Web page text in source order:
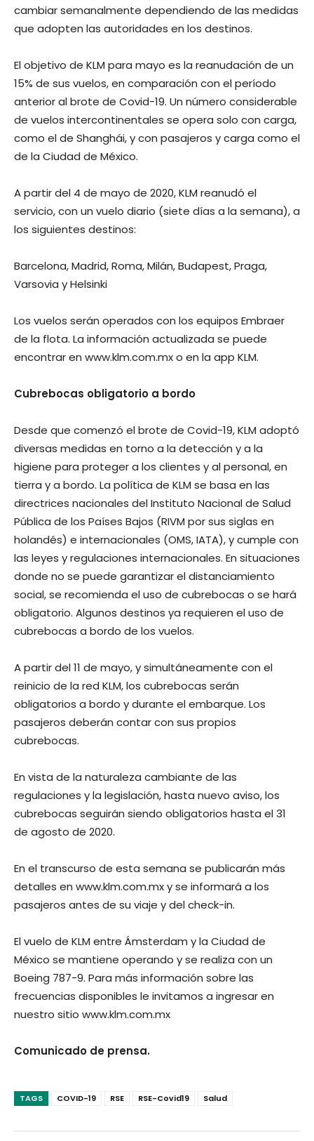
cambiar semanalmente dependiendo de las medidas
que adopten las autoridades en los destinos.
El objetivo de KLM para mayo es la reanudación de un
15% de sus vuelos, en comparación con el período
anterior al brote de Covid-19. Un número considerable
de vuelos intercontinentales se opera solo con carga,
como el de Shanghái, y con pasajeros y carga como el
de la Ciudad de México.
A partir del 4 de mayo de 2020, KLM reanudó el
servicio, con un vuelo diario (siete días a la semana), a
los siguientes destinos:
Barcelona, Madrid, Roma, Milán, Budapest, Praga,
Varsovia y Helsinki
Los vuelos serán operados con los equipos Embraer
de la flota. La información actualizada se puede
encontrar en www.klm.com.mx o en la app KLM.
Cubrebocas obligatorio a bordo
Desde que comenzó el brote de Covid-19, KLM adoptó
diversas medidas en torno a la detección y a la
higiene para proteger a los clientes y al personal, en
tierra y a bordo. La política de KLM se basa en las
directrices nacionales del Instituto Nacional de Salud
Pública de los Países Bajos (RIVM por sus siglas en
holandés) e internacionales (OMS, IATA), y cumple con
las leyes y regulaciones internacionales. En situaciones
donde no se puede garantizar el distanciamiento
social, se recomienda el uso de cubrebocas o se hará
obligatorio. Algunos destinos ya requieren el uso de
cubrebocas a bordo de los vuelos.
A partir del 11 de mayo, y simultáneamente con el
reinicio de la red KLM, los cubrebocas serán
obligatorios a bordo y durante el embarque. Los
pasajeros deberán contar con sus propios
cubrebocas.
En vista de la naturaleza cambiante de las
regulaciones y la legislación, hasta nuevo aviso, los
cubrebocas seguirán siendo obligatorios hasta el 31
de agosto de 2020.
En el transcurso de esta semana se publicarán más
detalles en www.klm.com.mx y se informará a los
pasajeros antes de su viaje y del check-in.
El vuelo de KLM entre Ámsterdam y la Ciudad de
México se mantiene operando y se realiza con un
Boeing 787-9. Para más información sobre las
frecuencias disponibles le invitamos a ingresar en
nuestro sitio www.klm.com.mx
Comunicado de prensa.
TAGS COVID-19 RSE RSE-Covid19 Salud